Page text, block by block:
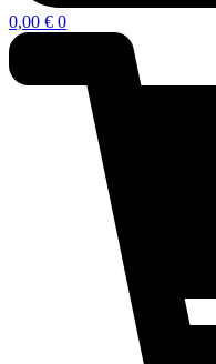
0,00 € 0